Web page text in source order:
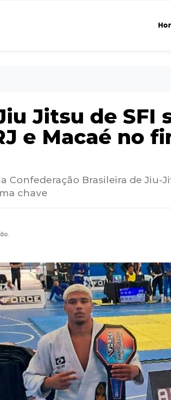
Jitsu de SFI
e Macaé no
Confederação Brasileira de Jiu-
chave